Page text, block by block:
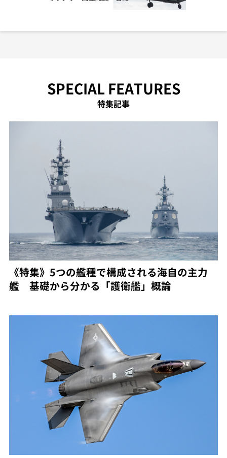
SPECIAL FEATURES
特集記事
《特集》5つの艦種で構成される海自の主力
艦 基礎から分かる「護衛艦」概論